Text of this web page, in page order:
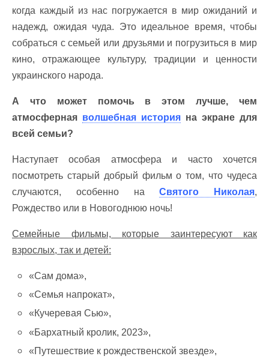
когда каждый из нас погружается в мир ожиданий и
надежд, ожидая чуда. Это идеальное время, чтобы
собраться с семьей или друзьями и погрузиться в мир
кино, отражающее культуру, традиции и ценности
украинского народа.
А что может помочь в этом лучше, чем
атмосферная волшебная история на экране для
всей семьи?
Наступает особая атмосфера и часто хочется
посмотреть старый добрый фильм о том, что чудеса
случаются, особенно наСвятого Николая,
Рождество или в Новогоднюю ночь!
Семейные фильмы, которые заинтересуют как
взрослых, так и детей:
«Сам дома»,
«Семья напрокат»,
«Кучеревая Сью»,
«Бархатный кролик, 2023»,
«Путешествие к рождественской звезде»,